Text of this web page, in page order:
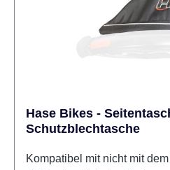
Hase Bikes -
Schutzblechtasche
Kompatibel mit nicht mit